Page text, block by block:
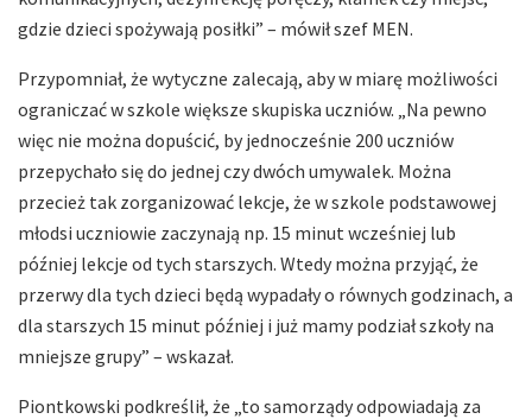
gdzie dzieci spożywają posiłki” – mówił szef MEN.
Przypomniał, że wytyczne zalecają, aby w miarę możliwości
ograniczać w szkole większe skupiska uczniów. „Na pewno
więc nie można dopuścić, by jednocześnie 200 uczniów
przepychało się do jednej czy dwóch umywalek. Można
przecież tak zorganizować lekcje, że w szkole podstawowej
młodsi uczniowie zaczynają np. 15 minut wcześniej lub
później lekcje od tych starszych. Wtedy można przyjąć, że
przerwy dla tych dzieci będą wypadały o równych godzinach, a
dla starszych 15 minut później i już mamy podział szkoły na
mniejsze grupy” – wskazał.
Piontkowski podkreślił, że „to samorządy odpowiadają za